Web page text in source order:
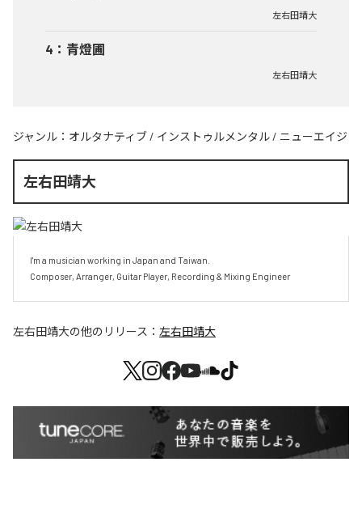
左右田靖大
4 ： 青燈圃
左右田靖大
ジャンル： オルタナティブ / インストゥルメンタル / ニューエイジ
左右田靖大
I'm a musician working in Japan and Taiwan.
Composer, Arranger, Guitar Player, Recording & Mixing Engineer
左右田靖大の他のリリース： 左右田靖大